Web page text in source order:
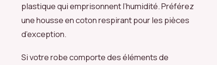
plastique qui emprisonnent l’humidité. Préférez
une housse en coton respirant pour les pièces
d’exception.
Si votre robe comporte des éléments de